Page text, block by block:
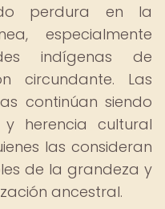
perdura en la
especialmente
indígenas de
circundante. Las
continúan siendo
herencia cultural
las consideran
de la grandeza y
ancestral.